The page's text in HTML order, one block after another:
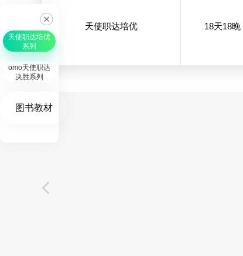
天使职达培优 18天18晚
天使职达培优
系列
omo天使职达
决胜系列
图书教材